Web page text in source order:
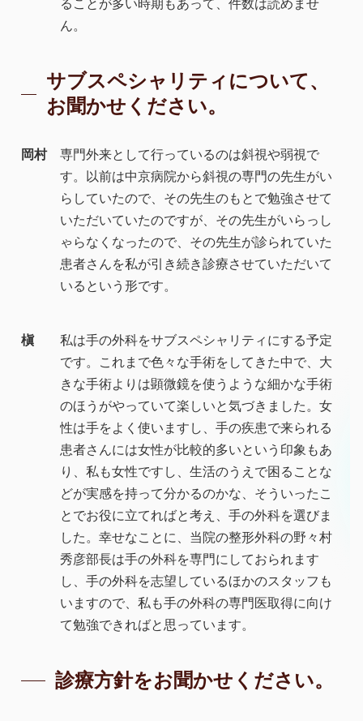
ることが多い時期もあって、件数は読めませ
ん。
サブスペシャリティについて、
お聞かせください。
岡村
専門外来として行っているのは斜視や弱視で
す。以前は中京病院から斜視の専門の先生がい
らしていたので、その先生のもとで勉強させて
いただいていたのですが、その先生がいらっし
ゃらなくなったので、その先生が診られていた
患者さんを私が引き続き診療させていただいて
いるという形です。
槇
私は手の外科をサブスペシャリティにする予定
です。これまで色々な手術をしてきた中で、大
きな手術よりは顕微鏡を使うような細かな手術
のほうがやっていて楽しいと気づきました。女
性は手をよく使いますし、手の疾患で来られる
患者さんには女性が比較的多いという印象もあ
り、私も女性ですし、生活のうえで困ることな
どが実感を持って分かるのかな、そういったこ
とでお役に立てればと考え、手の外科を選びま
した。幸せなことに、当院の整形外科の野々村
秀彦部長は手の外科を専門にしておられます
し、手の外科を志望しているほかのスタッフも
いますので、私も手の外科の専門医取得に向け
て勉強できればと思っています。
診療方針をお聞かせください。